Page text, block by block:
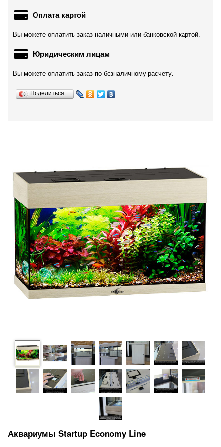
Оплата картой
Вы можете оплатить заказ наличными или банковской картой.
Юридическим лицам
Вы можете оплатить заказ по безналичному расчету.
Поделиться…
Аквариумы Startup Economy Line